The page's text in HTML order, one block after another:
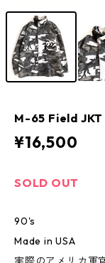
M-65 Field
¥16,500
SOLD OUT
90's
Made in USA